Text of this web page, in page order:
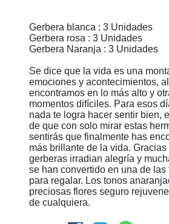
Gerbera blanca : 3 Unidades
Gerbera rosa : 3 Unidades
Gerbera Naranja : 3 Unidades
Se dice que la vida es una
emociones y acontecimientos,
encontramos en lo más alto y
momentos difíciles. Para esos
nada te logra hacer sentir bien,
de que con solo mirar estas
sentirás que finalmente has
más brillante de la vida. Gracias
gerberas irradian alegría y
se han convertido en una de las
para regalar. Los tonos
preciosas flores seguro
de cualquiera.